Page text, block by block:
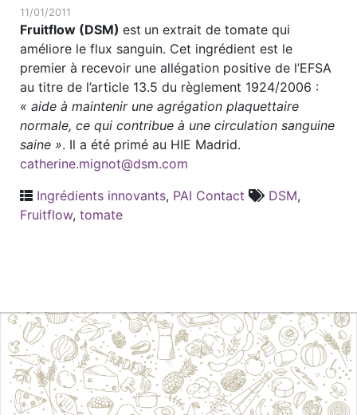
11/01/2011
Fruitflow (DSM) est un extrait de tomate qui
améliore le flux sanguin. Cet ingrédient est le
premier à recevoir une allégation positive de l’EFSA
au titre de l’article 13.5 du règlement 1924/2006 :
« aide à maintenir une agrégation plaquettaire
normale, ce qui contribue à une circulation sanguine
saine ». Il a été primé au HIE Madrid.
catherine.mignot@dsm.com
Ingrédients innovants, PAI Contact DSM,
Fruitflow, tomate